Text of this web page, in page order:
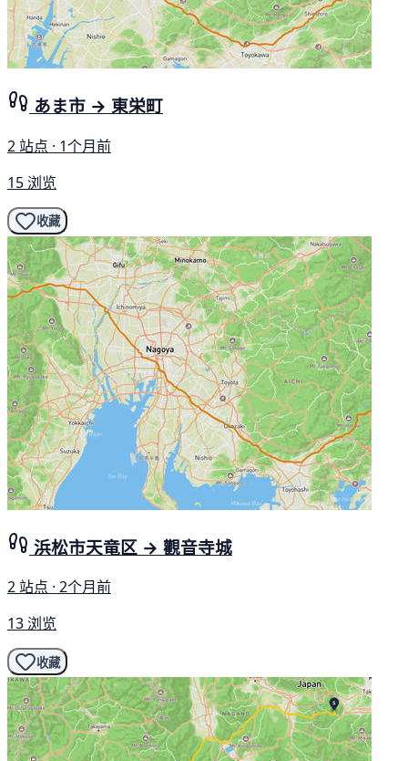
あま市 → 東栄町
2 站点 · 1个月前
15 浏览
收藏
浜松市天竜区 → 觀音寺城
2 站点 · 2个月前
13 浏览
收藏